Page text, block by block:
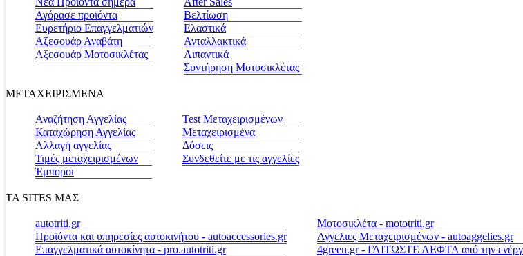
Αγόρασε προϊόντα
Ευρετήριο Επαγγελματιών
Αξεσουάρ Αναβάτη
Αξεσουάρ Μοτοσικλέτας
Βελτίωση
Ελαστικά
Ανταλλακτικά
Λιπαντικά
Συντήρηση Μοτοσικλέτας
ΜΕΤΑΧΕΙΡΙΣΜΕΝΑ
Αναζήτηση Αγγελίας
Καταχώρηση Αγγελίας
Αλλαγή αγγελίας
Τιμές μεταχειρισμένων
Έμποροι
Test Μεταχειρισμένων
Μεταχειρισμένα
Δόσεις
Συνδεθείτε με τις αγγελίες
ΤΑ SITES ΜΑΣ
autotriti.gr
Προϊόντα και υπηρεσίες αυτοκινήτου - autoaccessories.gr
Επαγγελματικά αυτοκίνητα - pro.autotriti.gr
Μοτοσικλέτα - mototriti.gr
Αγγελιες Μεταχειρισμένων - autoaggelies.gr
4green.gr - ΓΛΙΤΩΣΤΕ ΛΕΦΤΑ από την